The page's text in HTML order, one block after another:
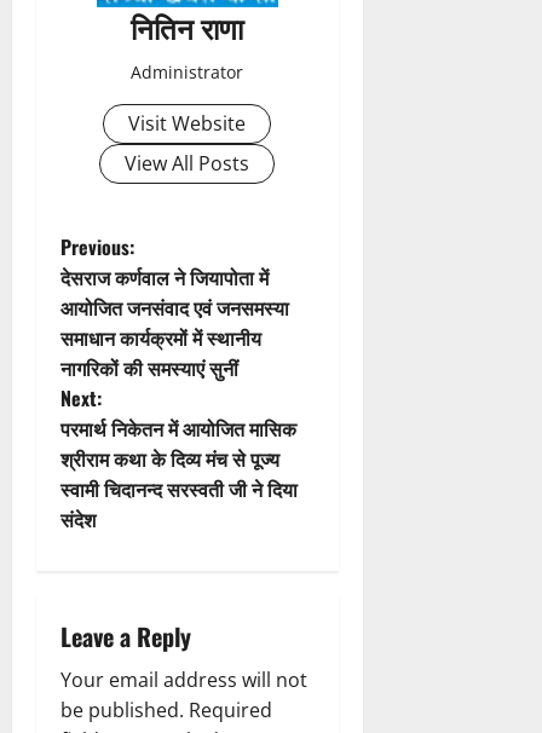
t
i
o
n
नितिन राणा
Administrator
Visit Website
View All Posts
P
o
s
t
n
a
i
g
a
Previous:
देसराज कर्णवाल ने जियापोता में
आयोजित जनसंवाद एवं जनसमस्या
समाधान कार्यक्रमों में स्थानीय
नागरिकों की समस्याएं सुनीं
Next:
परमार्थ निकेतन में आयोजित मासिक
श्रीराम कथा के दिव्य मंच से पूज्य
स्वामी चिदानन्द सरस्वती जी ने दिया
संदेश
Leave a Reply
Your email address will not
be published. Required